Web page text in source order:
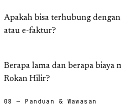
Apakah bisa terhubung
atau e-faktur?
Berapa lama dan berapa biaya
Rokan Hilir?
08 — Panduan & Wawasan